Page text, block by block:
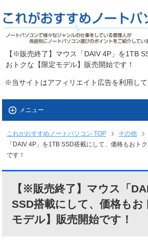
【※販売終了】マウス「DAIV 4P」を1TB
おトクな【限定モデル】販売開始です！
※当サイトはアフィリエイト広告を利用し
メニュー
これがおすすめノートパソコン TOP その他
「DAIV 4P」を1TB SSD搭載にして、価格もおト
です！
【※販売終了】マウス「
SSD搭載にして、価格もお
モデル】販売開始です！